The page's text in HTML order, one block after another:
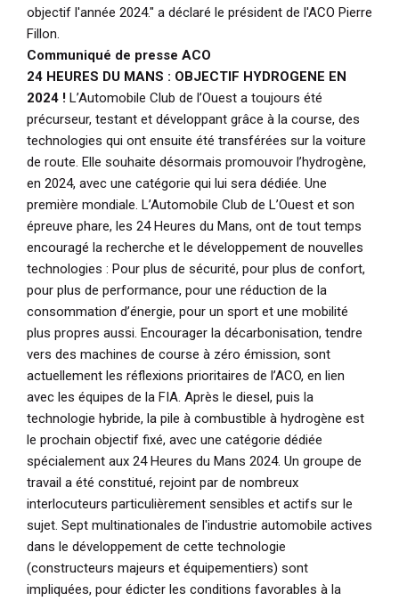
objectif l'année 2024." a déclaré le président de l'ACO Pierre
Fillon.
Communiqué de presse ACO
24 HEURES DU MANS : OBJECTIF HYDROGENE EN
2024 ! L’Automobile Club de l’Ouest a toujours été
précurseur, testant et développant grâce à la course, des
technologies qui ont ensuite été transférées sur la voiture
de route. Elle souhaite désormais promouvoir l’hydrogène,
en 2024, avec une catégorie qui lui sera dédiée. Une
première mondiale. L’Automobile Club de L’Ouest et son
épreuve phare, les 24 Heures du Mans, ont de tout temps
encouragé la recherche et le développement de nouvelles
technologies : Pour plus de sécurité, pour plus de confort,
pour plus de performance, pour une réduction de la
consommation d’énergie, pour un sport et une mobilité
plus propres aussi. Encourager la décarbonisation, tendre
vers des machines de course à zéro émission, sont
actuellement les réflexions prioritaires de l’ACO, en lien
avec les équipes de la FIA. Après le diesel, puis la
technologie hybride, la pile à combustible à hydrogène est
le prochain objectif fixé, avec une catégorie dédiée
spécialement aux 24 Heures du Mans 2024. Un groupe de
travail a été constitué, rejoint par de nombreux
interlocuteurs particulièrement sensibles et actifs sur le
sujet. Sept multinationales de l'industrie automobile actives
dans le développement de cette technologie
(constructeurs majeurs et équipementiers) sont
impliquées, pour édicter les conditions favorables à la